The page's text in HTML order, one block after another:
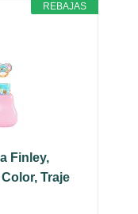
REBAJAS
Finley,
Traje